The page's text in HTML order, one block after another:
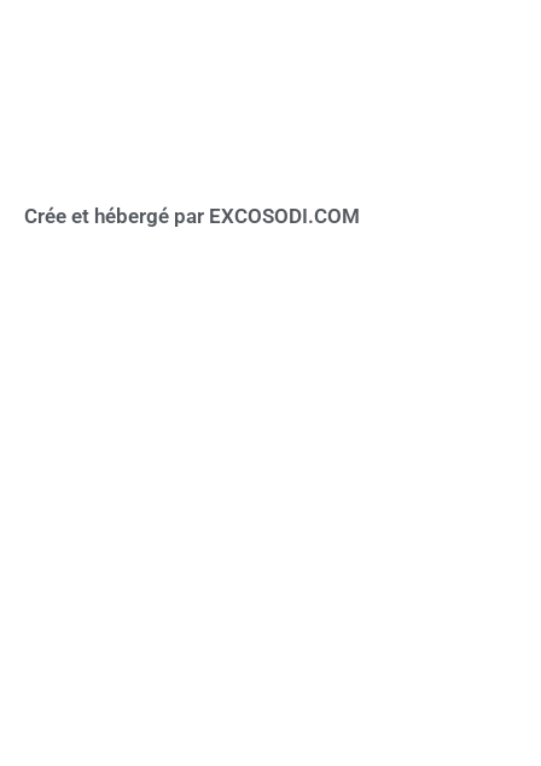
Crée et hébergé par EXCOSODI.COM